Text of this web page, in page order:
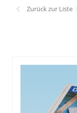
Zurück zur Liste